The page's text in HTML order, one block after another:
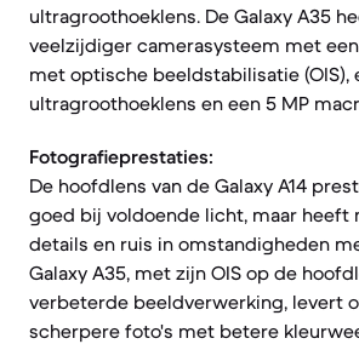
ultragroothoeklens. De Galaxy A35
veelzijdiger camerasysteem met
met optische beeldstabilisatie (OIS),
ultragroothoeklens en een 5 MP
Fotografieprestaties:
De hoofdlens van de Galaxy A14
goed bij voldoende licht, maar heeft
details en ruis in omstandigheden
Galaxy A35, met zijn OIS op de
verbeterde beeldverwerking, levert
scherpere foto's met betere